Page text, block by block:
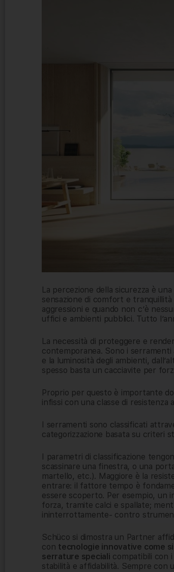
La percezione della sicurezza è
sensazione di comfort e
aggressioni e quando non c’è
uffici e ambienti pubblici. Tutto
La necessità di proteggere e
contemporanea. Sono i
e la luminosità degli ambienti,
spesso basta un cacciavite per
Proprio per questo è importante
infissi con una classe di resistenza
I serramenti sono classificati
categorizzazione basata su criteri
I parametri di classificazione
scassinare una finestra, o una
martello, etc.). Maggiore è la
entrare: il fattore tempo è
essere scoperto. Per esempio, un
forza, tramite calci e spallate;
ininterrottamente- contro
Schüco si dimostra un Partner
con tecnologie innovative come
serrature speciali compatibili con
stabilità e affidabilità. Sempre con